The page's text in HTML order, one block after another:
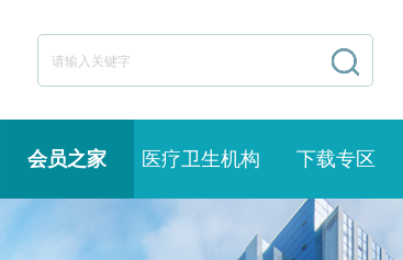
会员之家 医疗卫生机构 下载专区